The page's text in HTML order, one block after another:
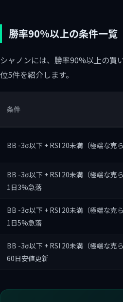
勝率90%以上の条件一覧
シャノンには、勝率90%以上の買
位5件を紹介します。
条件
BB -3σ以下 + RSI 20未満（極端な売ら
BB -3σ以下 + RSI 20未満（極端な売
1日3%急落
BB -3σ以下 + RSI 20未満（極端な売
1日5%急落
BB -3σ以下 + RSI 20未満（極端な売
60日安値更新